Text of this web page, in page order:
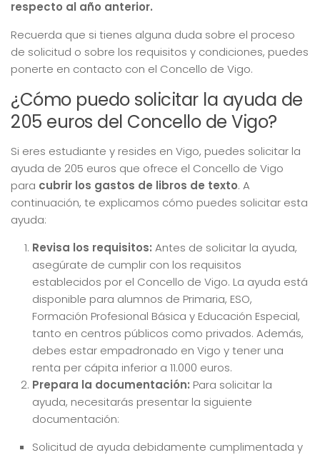
respecto al año anterior.
Recuerda que si tienes alguna duda sobre el proceso
de solicitud o sobre los requisitos y condiciones, puedes
ponerte en contacto con el Concello de Vigo.
¿Cómo puedo solicitar la ayuda de
205 euros del Concello de Vigo?
Si eres estudiante y resides en Vigo, puedes solicitar la
ayuda de 205 euros que ofrece el Concello de Vigo
para cubrir los gastos de libros de texto. A
continuación, te explicamos cómo puedes solicitar esta
ayuda:
Revisa los requisitos: Antes de solicitar la ayuda,
asegúrate de cumplir con los requisitos
establecidos por el Concello de Vigo. La ayuda está
disponible para alumnos de Primaria, ESO,
Formación Profesional Básica y Educación Especial,
tanto en centros públicos como privados. Además,
debes estar empadronado en Vigo y tener una
renta per cápita inferior a 11.000 euros.
Prepara la documentación: Para solicitar la
ayuda, necesitarás presentar la siguiente
documentación:
Solicitud de ayuda debidamente cumplimentada y